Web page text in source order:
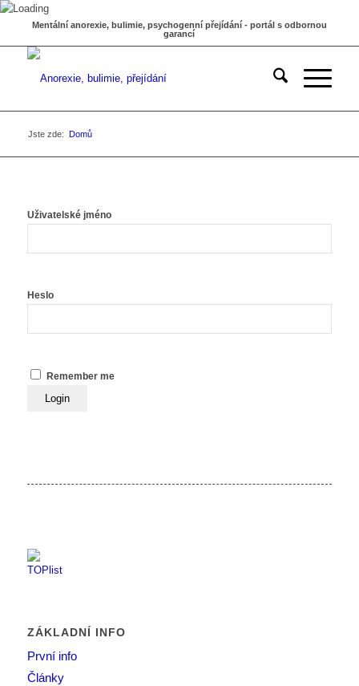
Mentální anorexie, bulimie, psychogenní přejídání - portál s odbornou
garancí
Jste zde: Domů
Uživatelské jméno
Heslo
Remember me
ZÁKLADNÍ INFO
První info
Články